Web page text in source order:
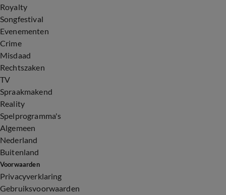
Royalty
Songfestival
Evenementen
Crime
Misdaad
Rechtszaken
TV
Spraakmakend
Reality
Spelprogramma's
Algemeen
Nederland
Buitenland
Voorwaarden
Privacyverklaring
Gebruiksvoorwaarden